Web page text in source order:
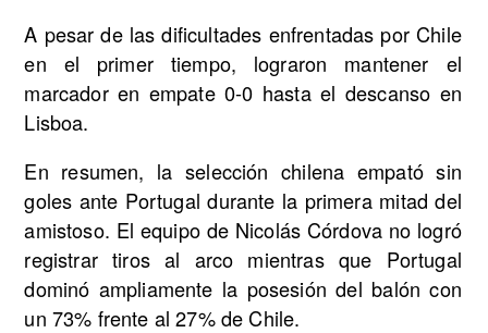
A pesar de las dificultades enfrentadas por Chile
en el primer tiempo, lograron mantener el
marcador en empate 0-0 hasta el descanso en
Lisboa.
En resumen, la selección chilena empató sin
goles ante Portugal durante la primera mitad del
amistoso. El equipo de Nicolás Córdova no logró
registrar tiros al arco mientras que Portugal
dominó ampliamente la posesión del balón con
un 73% frente al 27% de Chile.